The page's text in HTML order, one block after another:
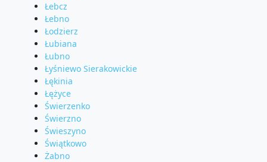
Łebcz
Łebno
Łodzierz
Łubiana
Łubno
Łyśniewo Sierakowickie
Łękinia
Łężyce
Świerzenko
Świerzno
Świeszyno
Świątkowo
Żabno